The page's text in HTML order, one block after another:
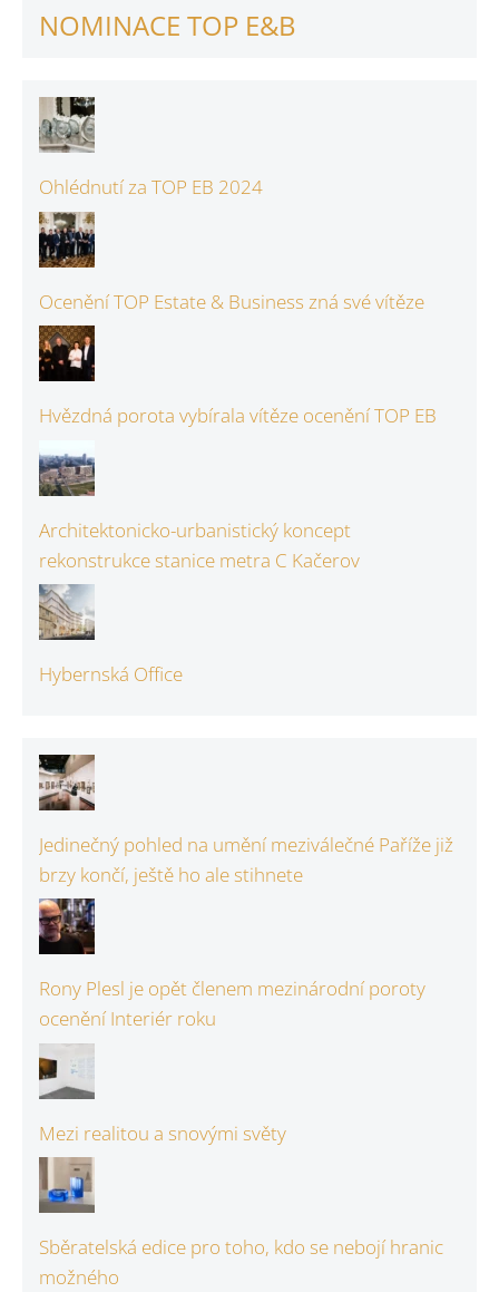
NOMINACE TOP E&B
Ohlédnutí za TOP EB 2024
Ocenění TOP Estate & Business zná své vítěze
Hvězdná porota vybírala vítěze ocenění TOP EB
Architektonicko-urbanistický koncept
rekonstrukce stanice metra C Kačerov
Hybernská Office
Jedinečný pohled na umění meziválečné Paříže již
brzy končí, ještě ho ale stihnete
Rony Plesl je opět členem mezinárodní poroty
ocenění Interiér roku
Mezi realitou a snovými světy
Sběratelská edice pro toho, kdo se nebojí hranic
možného